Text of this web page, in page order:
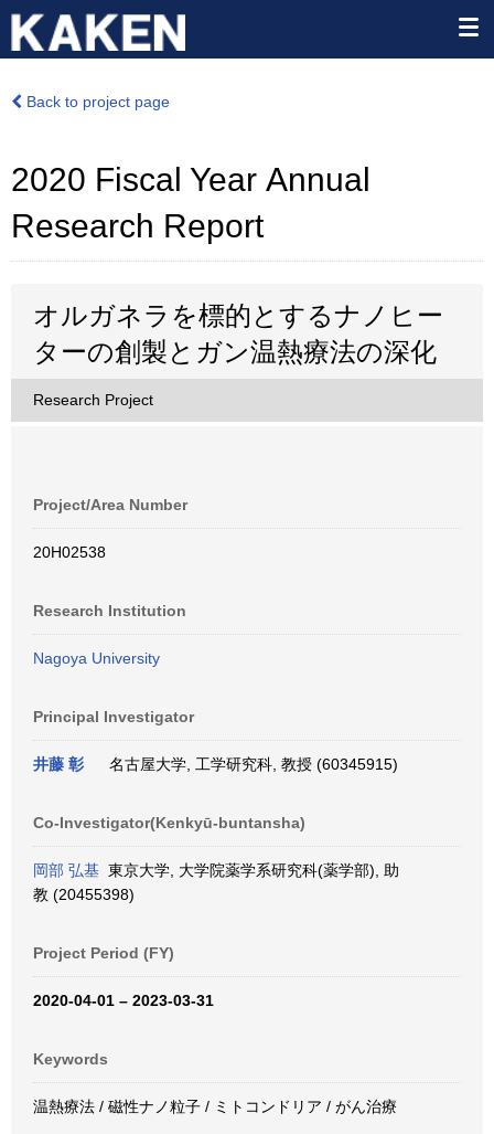
Back to project page
2020 Fiscal Year Annual
Research Report
オルガネラを標的とするナノヒー
ターの創製とガン温熱療法の深化
Research Project
Project/Area Number
20H02538
Research Institution
Nagoya University
Principal Investigator
井藤 彰 名古屋大学, 工学研究科, 教授 (60345915)
Co-Investigator(Kenkyū-buntansha)
岡部 弘基 東京大学, 大学院薬学系研究科(薬学部), 助
教 (20455398)
Project Period (FY)
2020-04-01 – 2023-03-31
Keywords
温熱療法 / 磁性ナノ粒子 / ミトコンドリア / がん治療